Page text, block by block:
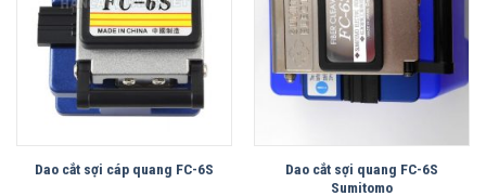
Dao cắt sợi cáp quang FC-6S
Dao cắt sợi quang FC-6S
Sumitomo